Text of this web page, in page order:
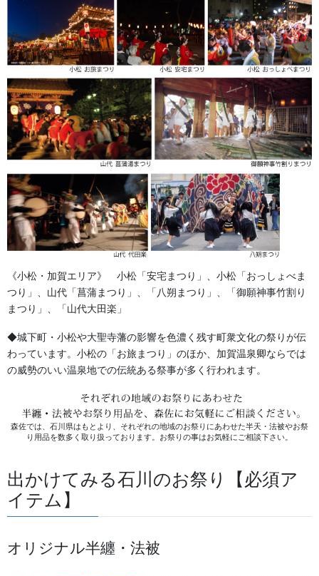
子供会おすすめ法被
「わっしょい！」の掛け声がもっと元気に！ 市松模様や波柄な
ど、お祭り気分を最高に盛り上げる賑やかな法被をご用意しまし
た。みんなでお揃いの法被を着れば、子供たちの笑顔もさらに輝
きます。
襟の文字は自由に変更できるため、「〇〇小学校子供会」「〇〇
町青年部」といったカスタマイズも自由自在！地域みんなが一つ
になれる、特別な一着をお届けします。
域イベント、学芸会など
【選べるデザイン】：賑やかな市松柄、ダイナミックな波
柄、粋な吉原つなぎ柄
【カスタム対応】：襟文字の変更OK！団体名や地域名を入
れられます
《小松・加賀エリア》 小松「安宅まつり」、小松「おっしょべま
つり」、山代「菖蒲まつり」、「八朔まつり」、「御願神事竹割り
まつり」、「山代大田楽」
◆城下町・小松や大聖寺藩の影響を色濃く残す町衆文化の祭りが伝
わっています。小松の「お旅まつり」のほか、加賀温泉卿ならでは
の威勢のいい温泉地での伝統ある祭事が多く行われます。
森佐では、石川県はもとより、それぞれの地域のお祭りにあわせた半天・法被やお祭
り用品を数多く取り扱っております。お祭りの事はお気軽にご相談下さい。
出かけてみる石川のお祭り【必須ア
イテム】
オリジナル半纏・法被